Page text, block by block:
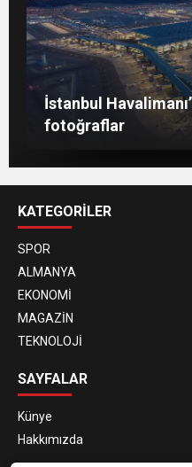
Berlin’de 8 Mart Dünya Kadınlar Günü
gösterisi
İstanbul
fotoğraflar
KATEGORİLER
SPOR
ALMANYA
EKONOMİ
MAGAZİN
TEKNOLOJİ
SAYFALAR
Künye
Hakkımızda